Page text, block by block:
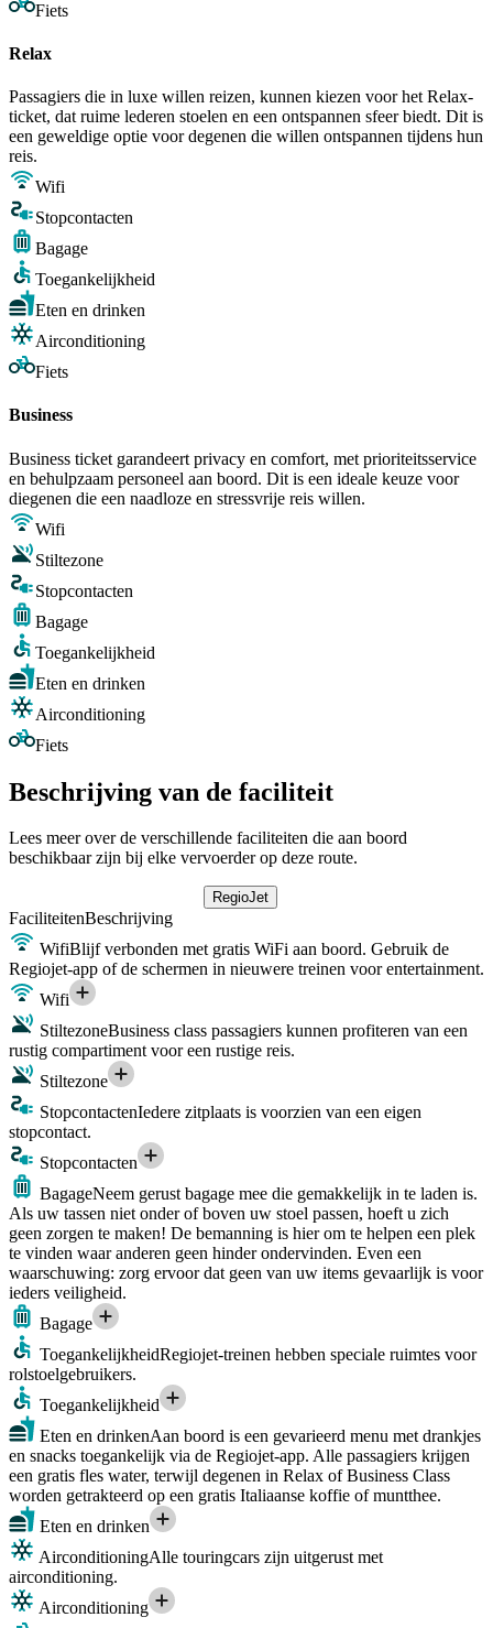
Fiets
Relax
Passagiers die in luxe willen reizen, kunnen kiezen voor het Relax-
ticket, dat ruime lederen stoelen en een ontspannen sfeer biedt. Dit is
een geweldige optie voor degenen die willen ontspannen tijdens hun
reis.
Wifi
Stopcontacten
Bagage
Toegankelijkheid
Eten en drinken
Airconditioning
Fiets
Business
Business ticket garandeert privacy en comfort, met prioriteitsservice
en behulpzaam personeel aan boord. Dit is een ideale keuze voor
diegenen die een naadloze en stressvrije reis willen.
Wifi
Stiltezone
Stopcontacten
Bagage
Toegankelijkheid
Eten en drinken
Airconditioning
Fiets
Beschrijving van de faciliteit
Lees meer over de verschillende faciliteiten die aan boord
beschikbaar zijn bij elke vervoerder op deze route.
RegioJet
FaciliteitenBeschrijving
WifiBlijf verbonden met gratis WiFi aan boord. Gebruik de
Regiojet-app of de schermen in nieuwere treinen voor entertainment.
Wifi
StiltezoneBusiness class passagiers kunnen profiteren van een
rustig compartiment voor een rustige reis.
Stiltezone
StopcontactenIedere zitplaats is voorzien van een eigen
stopcontact.
Stopcontacten
BagageNeem gerust bagage mee die gemakkelijk in te laden is.
Als uw tassen niet onder of boven uw stoel passen, hoeft u zich
geen zorgen te maken! De bemanning is hier om te helpen een plek
te vinden waar anderen geen hinder ondervinden. Even een
waarschuwing: zorg ervoor dat geen van uw items gevaarlijk is voor
ieders veiligheid.
Bagage
ToegankelijkheidRegiojet-treinen hebben speciale ruimtes voor
rolstoelgebruikers.
Toegankelijkheid
Eten en drinkenAan boord is een gevarieerd menu met drankjes
en snacks toegankelijk via de Regiojet-app. Alle passagiers krijgen
een gratis fles water, terwijl degenen in Relax of Business Class
worden getrakteerd op een gratis Italiaanse koffie of muntthee.
Eten en drinken
AirconditioningAlle touringcars zijn uitgerust met
airconditioning.
Airconditioning